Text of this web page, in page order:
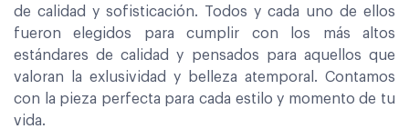
de calidad y sofisticación. Todos y cada uno de ellos
fueron elegidos para cumplir con los más altos
estándares de calidad y pensados para aquellos que
valoran la exlusividad y belleza atemporal. Contamos
con la pieza perfecta para cada estilo y momento de tu
vida.